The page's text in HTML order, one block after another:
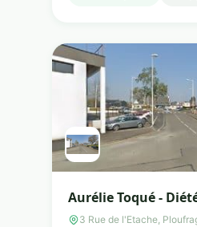
Aurélie Toqué -
Nutritionniste
3 Rue de l'Etache,